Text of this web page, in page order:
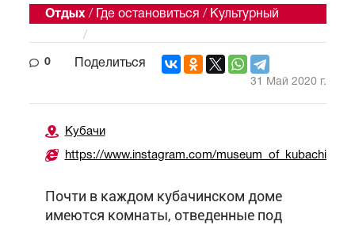
Отдых / Где остановиться / Культурный
/
0 Поделиться
31 Май 2020 г.
Кубачи
https://www.instagram.com/museum_of_kubachi/
Почти в каждом кубачинском доме
имеются комнаты, отведенные под